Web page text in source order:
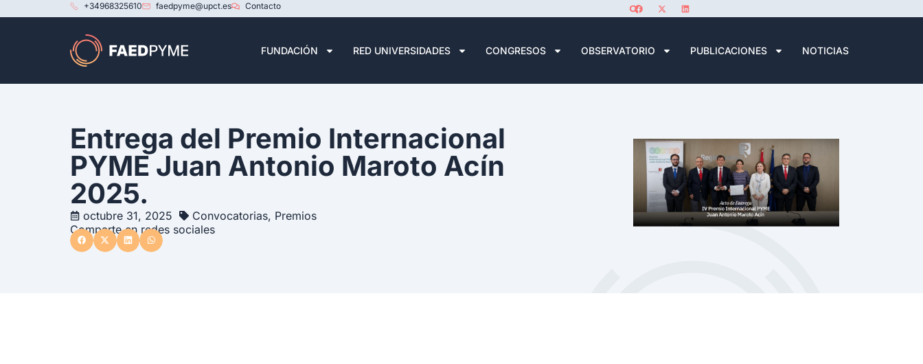
+34968325610 faedpyme@upct.es Contacto
FUNDACIÓN RED UNIVERSIDADES CONGRESOS OBSERVATORIO PUBLICACIONES NOTICIAS
Entrega del Premio Internacional
PYME Juan Antonio Maroto Acín
2025.
octubre 31, 2025 Convocatorias, Premios
Comparte en redes sociales